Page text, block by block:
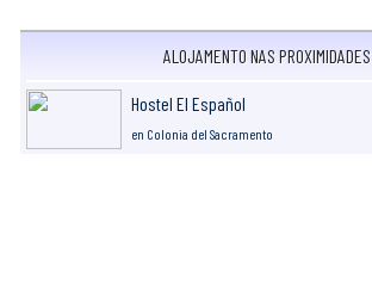
ALOJAMENTO NAS PROXIMIDADES
Hostel El Español
en Colonia del Sacramento